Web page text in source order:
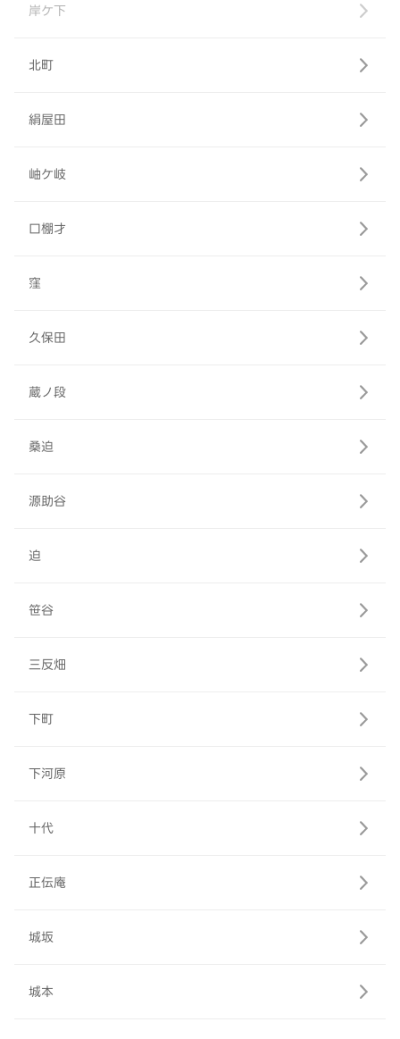
岸ケ下
北町
絹屋田
岫ケ岐
口棚才
窪
久保田
蔵ノ段
桑迫
源助谷
迫
笹谷
三反畑
下町
下河原
十代
正伝庵
城坂
城本